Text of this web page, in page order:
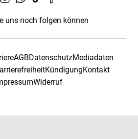
uns noch folgen können
AGBDatenschutzMediadaten
KündigungKontakt
Widerruf